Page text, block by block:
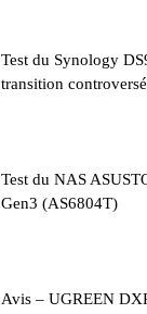
Test du Synology
transition
Test du NAS
Gen3 (AS6804T)
Avis – UGREEN